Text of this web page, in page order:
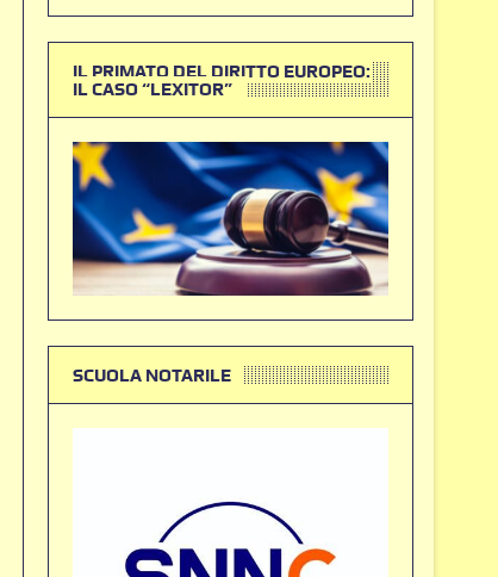
IL PRIMATO DEL DIRITTO EUROPEO:
IL CASO “LEXITOR”
SCUOLA NOTARILE